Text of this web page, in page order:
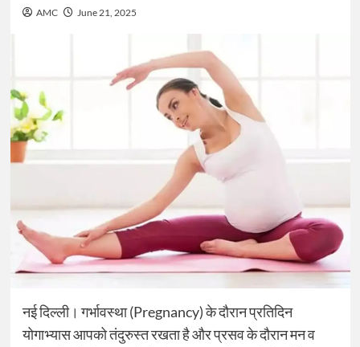
AMC June 21, 2025
नई दिल्ली। गर्भावस्था (Pregnancy) के दौरान प्रतिदिन
योगाभ्यास आपको तंदुरुस्त रखता है और प्रसव के दौरान मन व